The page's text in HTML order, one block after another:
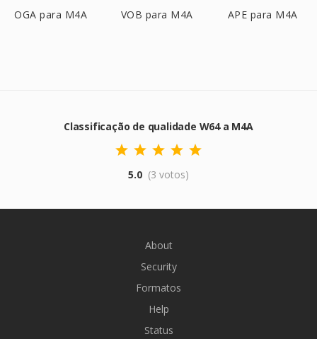
OGA para M4A VOB para M4A APE para M4A
Classificação de qualidade W64 a M4A
5.0 (3 votos)
About
Security
Formatos
Help
Status